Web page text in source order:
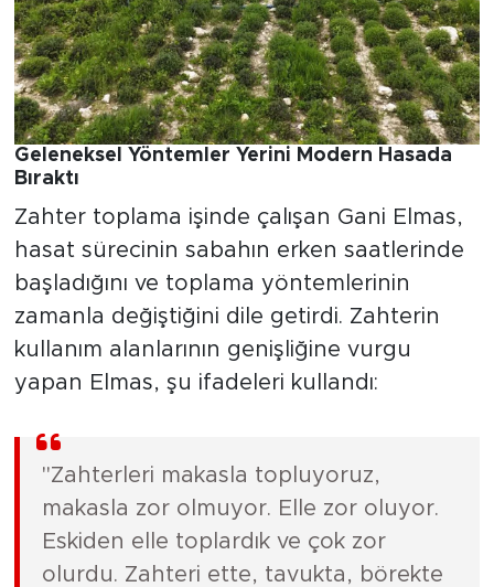
Geleneksel Yöntemler Yerini Modern Hasada
Bıraktı
Zahter toplama işinde çalışan Gani Elmas,
hasat sürecinin sabahın erken saatlerinde
başladığını ve toplama yöntemlerinin
zamanla değiştiğini dile getirdi. Zahterin
kullanım alanlarının genişliğine vurgu
yapan Elmas, şu ifadeleri kullandı:
"Zahterleri makasla topluyoruz,
makasla zor olmuyor. Elle zor oluyor.
Eskiden elle toplardık ve çok zor
olurdu. Zahteri ette, tavukta, börekte